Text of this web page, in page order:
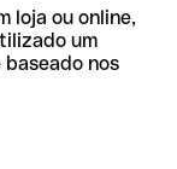
loja ou online,
um
nos